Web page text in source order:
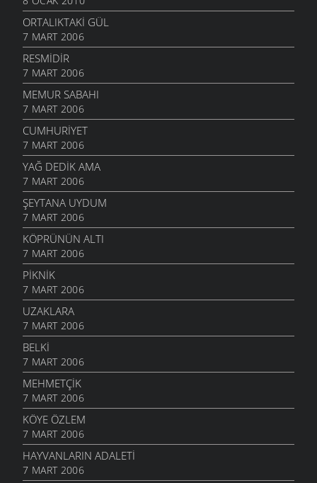
ORTALIKTAKI GÜL
7 MART 2006
RESMIDIR
7 MART 2006
MEMUR SABAHI
7 MART 2006
CUMHURIYET
7 MART 2006
YAĞ DEDIK AMA
7 MART 2006
ŞEYTANA UYDUM
7 MART 2006
KÖPRÜNÜN ALTI
7 MART 2006
PIKNIK
7 MART 2006
UZAKLARA
7 MART 2006
BELKI
7 MART 2006
MEHMETÇIK
7 MART 2006
KÖYE ÖZLEM
7 MART 2006
HAYVANLARIN ADALETI
7 MART 2006